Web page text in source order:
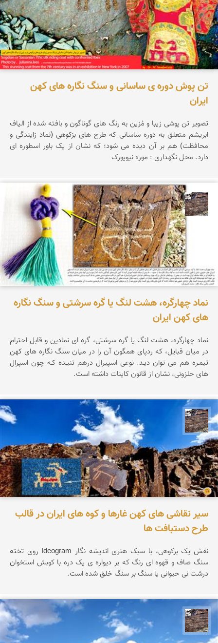
تن پوش دوره ی ساسانی و سنگ نگاره های کهن
ایران
تصویر تن پوشی زیبا و مُزین به رنگ های گوناگون و بافته شده از الیاف
ابریشم متعلق به دوره ساسانی که طرح های بزکوهی (نماد زایندگی و
محافظت) هم بر آن دیده می شود؛ که نشان از یک باور اسطوره ای
دارد. محل نگهداری : موزه نیویورک
محمد ناصری فرد
نماد چهارگره، هشت لنگ یا گره سرشتی و سنگ نگاره
های کهن ایران
نماد چهارگره، هشت لنگ یا گره سرشتی، گره ای نمادین و قابل احترام
در میان قبایل، که ردپای همگون آن را در میان سنگ نگاره های کهن
تیمـره هم می توان دیـد. نوعی اسپیرال درهم تنیـده کـه چون اسپرال
های حلزونی، نشان از قانون کاینات داشته است.
سیر نقاشی های کهن غارها و کوه های ایران در قالب
طرح دستبافت ها
نقش یک بزکوهی، با سبک هنری اندیشه نگار Ideogram روی تخته
سنگ صاف و قهوه ای رنگ که بر دیواره ی یک دره با کوبش استخوان
درشت نی حیوانی یا سنگ بر سنگ خلق شده است.
محمد ناصری فرد